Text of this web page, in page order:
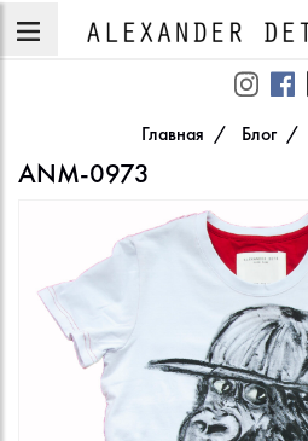
Главная Блог
ANM-0973